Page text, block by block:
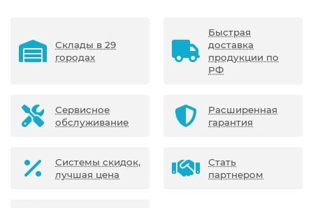
Склады в 29
городах
Быстрая
доставка
продукции по
РФ
Сервисное
обслуживание
Расширенная
гарантия
Системы скидок,
лучшая цена
Стать
партнером